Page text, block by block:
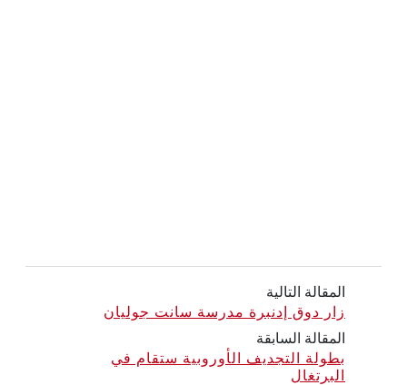
المقالة التالية
زار دوق إدنبرة مدرسة سانت جوليان
المقالة السابقة
بطولة التجديف الأوروبية ستقام في
البرتغال